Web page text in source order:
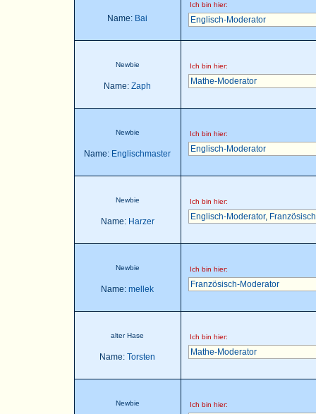
Name: Bai
Ich bin hier:
Englisch-Moderator
Newbie
Name: Zaph
Ich bin hier:
Mathe-Moderator
Newbie
Name: Englischmaster
Ich bin hier:
Englisch-Moderator
Newbie
Name: Harzer
Ich bin hier:
Englisch-Moderator,
Newbie
Name: mellek
Ich bin hier:
Französisch-Moderator
alter Hase
Name: Torsten
Ich bin hier:
Mathe-Moderator
Newbie Ich bin hier: